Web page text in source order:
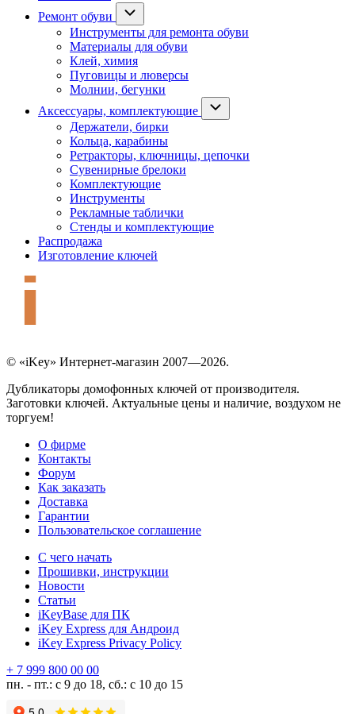
Ремонт обуви
Инструменты для ремонта обуви
Материалы для обуви
Клей, химия
Пуговицы и люверсы
Молнии, бегунки
Аксессуары, комплектующие
Держатели, бирки
Кольца, карабины
Ретракторы, ключницы, цепочки
Сувенирные брелоки
Комплектующие
Инструменты
Рекламные таблички
Стенды и комплектующие
Распродажа
Изготовление ключей
© «iKey» Интернет-магазин 2007—2026.
Дубликаторы домофонных ключей от производителя.
Заготовки ключей. Актуальные цены и наличие, воздухом не
торгуем!
О фирме
Контакты
Форум
Как заказать
Доставка
Гарантии
Пользовательское соглашение
С чего начать
Прошивки, инструкции
Новости
Статьи
iKeyBase для ПК
iKey Express для Андроид
iKey Express Privacy Policy
+ 7 999 800 00 00
пн. - пт.: с 9 до 18, сб.: с 10 до 15